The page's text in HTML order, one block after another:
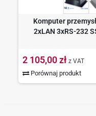
Komputer
2xLAN 3xRS-232
2 105,00 zł z VAT
Porównaj produkt